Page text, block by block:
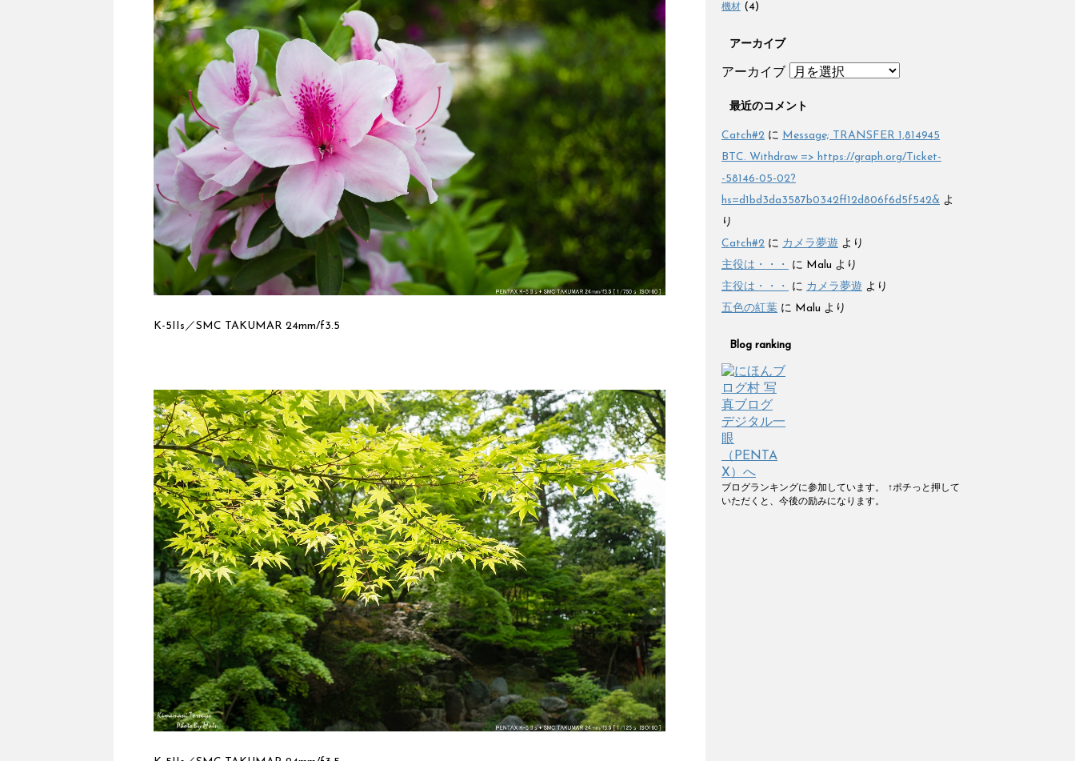
K-5IIs／SMC TAKUMAR 24mm/f3.5
機材 (4)
アーカイブ
アーカイブ
最近のコメント
Catch#2 に Message; TRANSFER 1,814945
BTC. Withdraw => https://graph.org/Ticket-
-58146-05-02?
hs=d1bd3da3587b0342ff12d806f6d5f542& よ
り
Catch#2 に カメラ夢遊 より
主役は・・・
に Malu より
主役は・・・
に カメラ夢遊 より
五色の紅葉 に Malu より
Blog ranking
ブログランキングに参加しています。 ↑ポチっと押して
いただくと、今後の励みになります。